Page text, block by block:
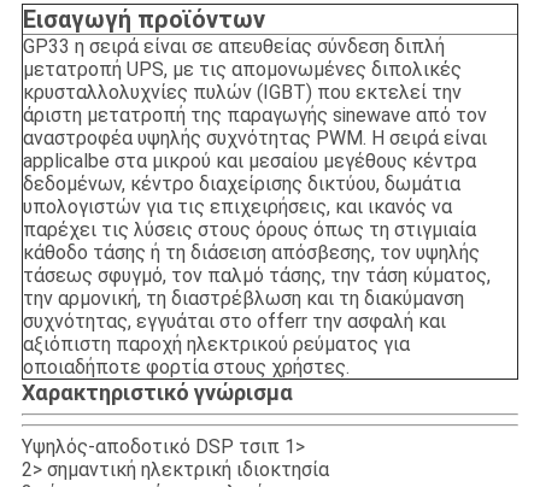
Εισαγωγή προϊόντων
GP33 η σειρά είναι σε απευθείας σύνδεση διπλή
μετατροπή UPS, με τις απομονωμένες διπολικές
κρυσταλλολυχνίες πυλών (IGBT) που εκτελεί την
άριστη μετατροπή της παραγωγής sinewave από τον
αναστροφέα υψηλής συχνότητας PWM. Η σειρά είναι
applicalbe στα μικρού και μεσαίου μεγέθους κέντρα
δεδομένων, κέντρο διαχείρισης δικτύου, δωμάτια
υπολογιστών για τις επιχειρήσεις, και ικανός να
παρέχει τις λύσεις στους όρους όπως τη στιγμιαία
κάθοδο τάσης ή τη διάσειση απόσβεσης, τον υψηλής
τάσεως σφυγμό, τον παλμό τάσης, την τάση κύματος,
την αρμονική, τη διαστρέβλωση και τη διακύμανση
συχνότητας, εγγυάται στο offerr την ασφαλή και
αξιόπιστη παροχή ηλεκτρικού ρεύματος για
οποιαδήποτε φορτία στους χρήστες.
Χαρακτηριστικό γνώρισμα
Υψηλός-αποδοτικό DSP τσιπ 1>
2> σημαντική ηλεκτρική ιδιοκτησία